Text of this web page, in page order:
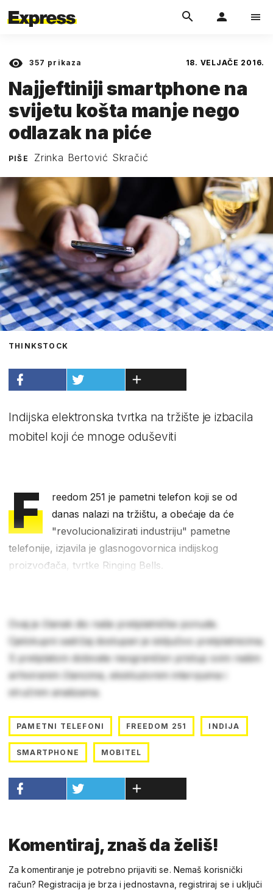
357 prikaza 18. VELJAČE 2016.
Najjeftiniji smartphone na
svijetu košta manje nego
odlazak na piće
PIŠE Zrinka Bertović Skračić
THINKSTOCK
Indijska elektronska tvrtka na tržište je izbacila
mobitel koji će mnoge oduševiti
F
reedom 251 je pametni telefon koji se od
danas nalazi na tržištu, a obećaje da će
"revolucionalizirati industriju" pametne
telefonije, izjavila je glasnogovornica indijskog
proizvođača, tvrtke Ringing Bells.
Ovaj je članak dio naše pretplatničke ponude.
Cjelokupni sadržaj dostupan je isključivo pretplatnicima.
S pretplatom dobivate neograničen pristup svim našim
arhiviranim člancima, ekskluzivnim intervjuima i
stručnim analizama.
PAMETNI TELEFONI FREEDOM 251 INDIJA
SMARTPHONE MOBITEL
Komentiraj, znaš da želiš!
Za komentiranje je potrebno prijaviti se. Nemaš korisnički
račun? Registracija je brza i jednostavna, registriraj se i uključi